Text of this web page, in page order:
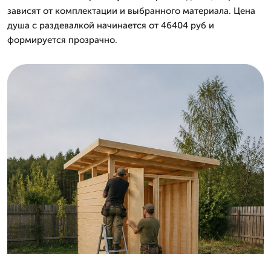
зависят от комплектации и выбранного материала. Цена
душа с раздевалкой начинается от 46404 руб и
формируется прозрачно.